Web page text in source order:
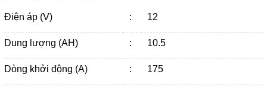
Điện áp (V) : 12
Dung lượng (AH) : 10.5
Dòng khởi động (A) : 175